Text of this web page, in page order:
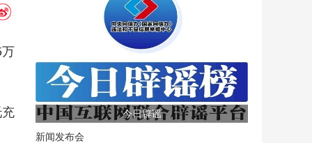
今日辟谣
新闻发布会